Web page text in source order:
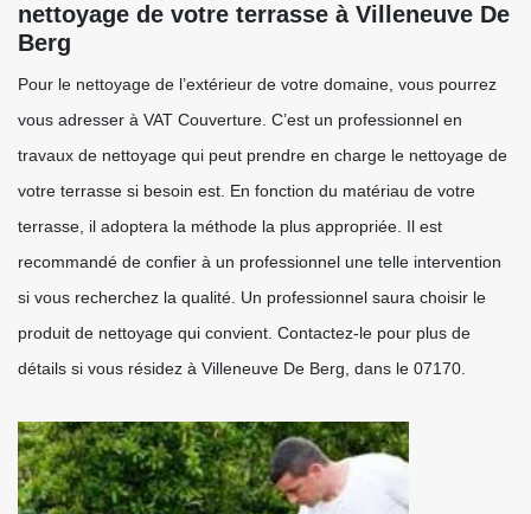
nettoyage de votre terrasse à Villeneuve De
Berg
Pour le nettoyage de l’extérieur de votre domaine, vous pourrez
vous adresser à VAT Couverture. C’est un professionnel en
travaux de nettoyage qui peut prendre en charge le nettoyage de
votre terrasse si besoin est. En fonction du matériau de votre
terrasse, il adoptera la méthode la plus appropriée. Il est
recommandé de confier à un professionnel une telle intervention
si vous recherchez la qualité. Un professionnel saura choisir le
produit de nettoyage qui convient. Contactez-le pour plus de
détails si vous résidez à Villeneuve De Berg, dans le 07170.